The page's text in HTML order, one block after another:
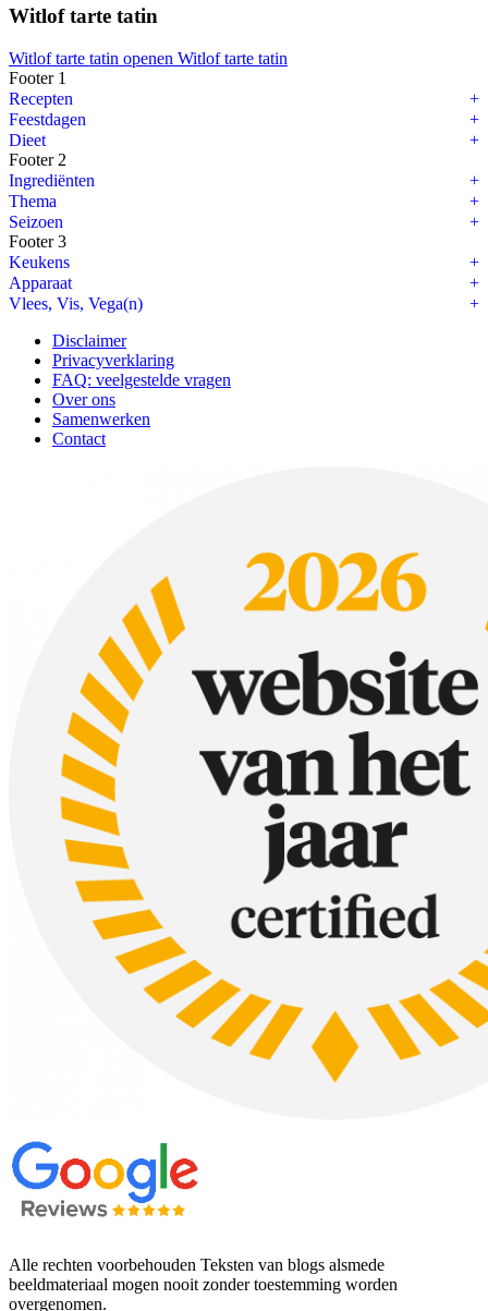
Witlof tarte tatin
Witlof tarte tatin openen Witlof tarte tatin
Footer 1
Recepten
Feestdagen
Dieet
Footer 2
Ingrediënten
Thema
Seizoen
Footer 3
Keukens
Apparaat
Vlees, Vis, Vega(n)
Disclaimer
Privacyverklaring
FAQ: veelgestelde vragen
Over ons
Samenwerken
Contact
Alle rechten voorbehouden Teksten van blogs alsmede
beeldmateriaal mogen nooit zonder toestemming worden
overgenomen.